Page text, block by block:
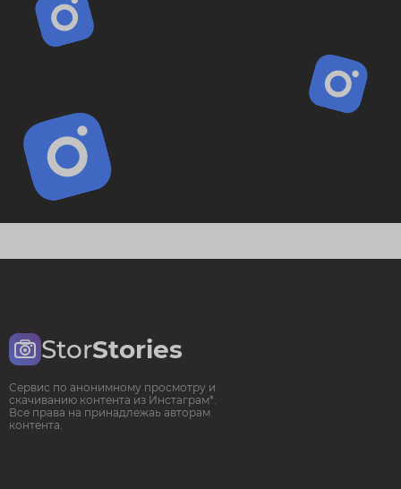
StorStories
Сервис по анонимному просмотру и
скачиванию контента из Инстаграм*.
Все права на принадлежаь авторам
контента.